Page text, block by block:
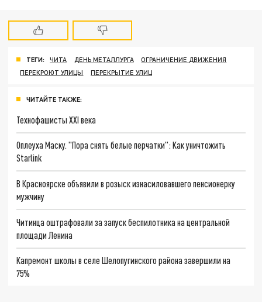
ТЕГИ: ЧИТА ДЕНЬ МЕТАЛЛУРГА
ОГРАНИЧЕНИЕ ДВИЖЕНИЯ
ПЕРЕКРОЮТ УЛИЦЫ
ПЕРЕКРЫТИЕ УЛИЦ
ЧИТАЙТЕ ТАКЖЕ:
Технофашисты XXI века
Оплеуха Маску. "Пора снять белые перчатки": Как уничтожить
Starlink
В Красноярске объявили в розыск изнасиловавшего пенсионерку
мужчину
Читинца оштрафовали за запуск беспилотника на центральной
площади Ленина
Капремонт школы в селе Шелопугинского района завершили на
75%